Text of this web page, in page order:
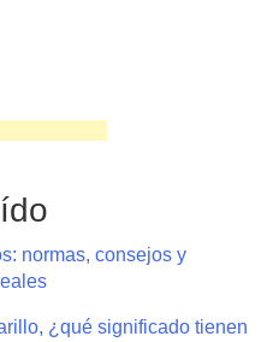
normas, consejos y
¿qué significado tienen